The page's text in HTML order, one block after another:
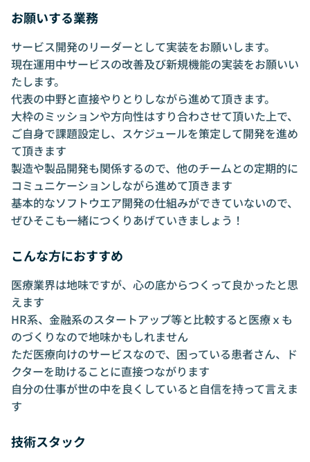
お願いする業務
サービス開発のリーダーとして実装をお願いします。
現在運用中サービスの改善及び新規機能の実装をお願いい
たします。
代表の中野と直接やりとりしながら進めて頂きます。
大枠のミッションや方向性はすり合わさせて頂いた上で、
ご自身で課題設定し、スケジュールを策定して開発を進め
て頂きます
製造や製品開発も関係するので、他のチームとの定期的に
コミュニケーションしながら進めて頂きます
基本的なソフトウエア開発の仕組みができていないので、
ぜひそこも一緒につくりあげていきましょう！
こんな方におすすめ
医療業界は地味ですが、心の底からつくって良かったと思
えます
HR系、金融系のスタートアップ等と比較すると医療ｘも
のづくりなので地味かもしれません
ただ医療向けのサービスなので、困っている患者さん、ド
クターを助けることに直接つながります
自分の仕事が世の中を良くしていると自信を持って言えま
す
技術スタック